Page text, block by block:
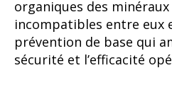
organiques des
incompatibles entre eux
prévention de base qui
sécurité et l’efficacité